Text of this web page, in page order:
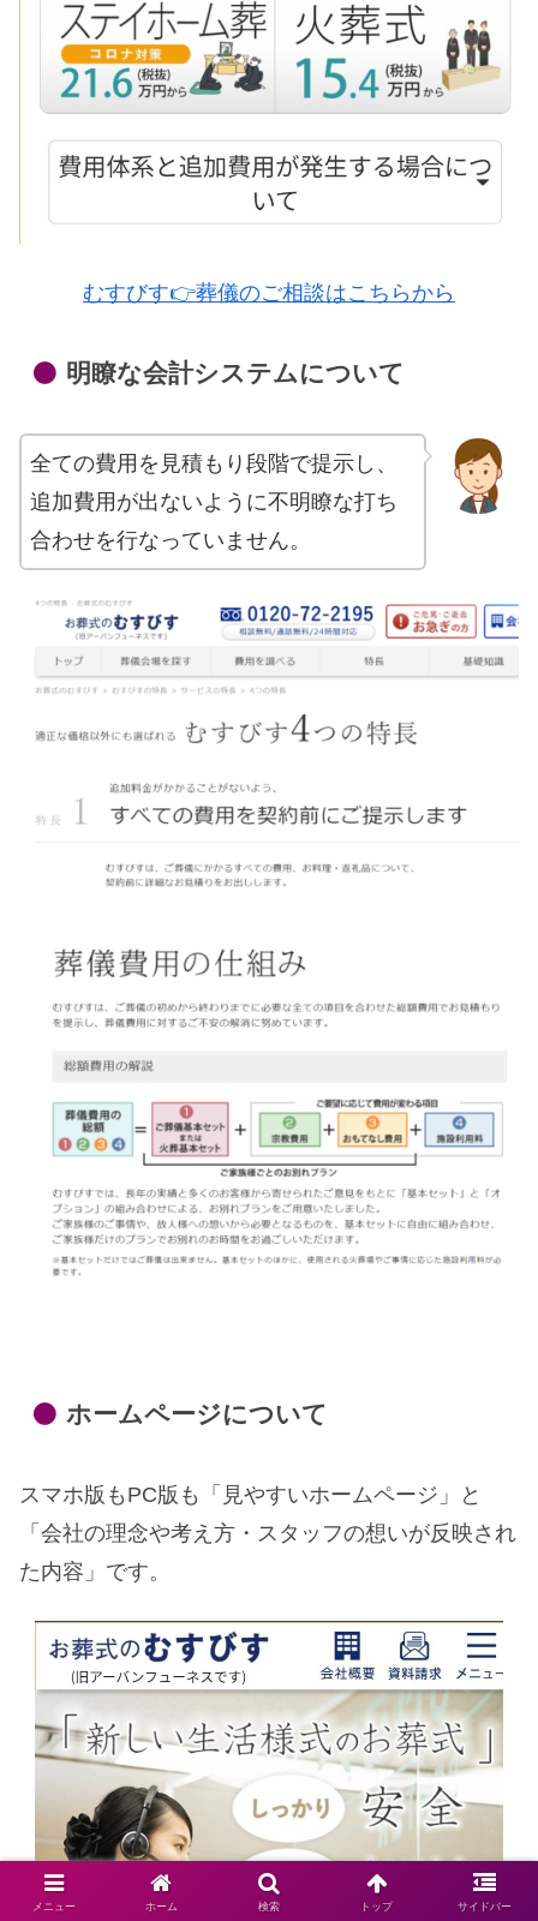
むすびす👉葬儀のご相談はこちらから
明瞭な会計システムについて
全ての費用を見積もり段階で提示し、
追加費用が出ないように不明瞭な打ち
合わせを行なっていません。
ホームページについて
スマホ版もPC版も「見やすいホームページ」と
「会社の理念や考え方・スタッフの想いが反映され
た内容」です。
メニュー ホーム 検索 トップ サイドバー